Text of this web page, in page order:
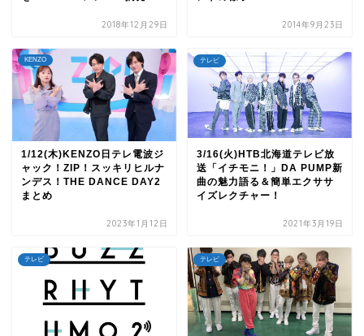
2018年12月29日 2014年9月23日
KENZO
1/12(木)KENZO日テレ電波ジ
ャック！ZIP！スッキリヒルナ
ンデス！THE DANCE DAY2
まとめ
2023年1月12日
テレビ
3/16(火)HTB北海道テレビ放
送「イチモニ！」DA PUMP新
曲の魅力語る＆簡単エクササ
イズレクチャー！
2021年3月19日
テレビ テレビ